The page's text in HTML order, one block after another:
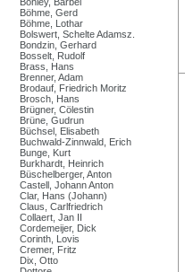
Böhme, Gerd
Böhme, Lothar
Bolswert, Schelte Adamsz.
Bondzin, Gerhard
Bosselt, Rudolf
Brass, Hans
Brenner, Adam
Brodauf, Friedrich Moritz
Brosch, Hans
Brügner, Cölestin
Brüne, Gudrun
Büchsel, Elisabeth
Buchwald-Zinnwald, Erich
Bunge, Kurt
Burkhardt, Heinrich
Büschelberger, Anton
Castell, Johann Anton
Clar, Hans (Johann)
Claus, Carlfriedrich
Collaert, Jan II
Cordemeijer, Dick
Corinth, Lovis
Cremer, Fritz
Dix, Otto